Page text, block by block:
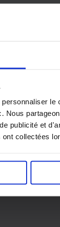
Nous
publicité et
collectées